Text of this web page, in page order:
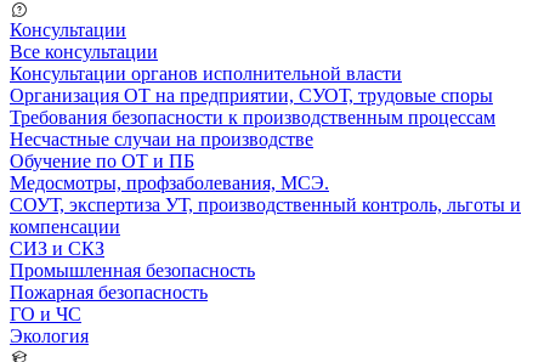
Консультации
Все консультации
Консультации органов исполнительной власти
Организация ОТ на предприятии, СУОТ, трудовые споры
Требования безопасности к производственным процессам
Несчастные случаи на производстве
Обучение по ОТ и ПБ
Медосмотры, профзаболевания, МСЭ.
СОУТ, экспертиза УТ, производственный контроль, льготы и
компенсации
СИЗ и СКЗ
Промышленная безопасность
Пожарная безопасность
ГО и ЧС
Экология